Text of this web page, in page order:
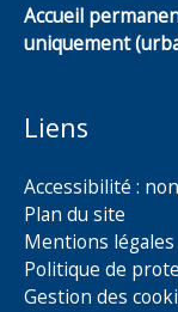
Accueil
uniquement
Liens
Accessibilité :
Plan du site
Mentions légales
Politique de
Gestion des